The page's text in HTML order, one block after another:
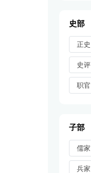
史部
正史
史评
职官
子部
儒家
兵家